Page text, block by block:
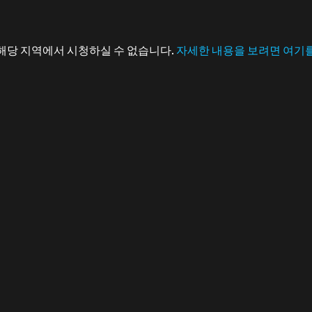
당 지역에서 시청하실 수 없습니다. 자세한 내용을 보려면 여기